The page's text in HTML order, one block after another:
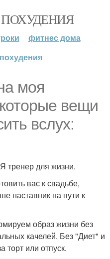
фитнес дома
моя
вещи
вслух:
тренер для жизни.
вас к свадьбе,
наставник на пути к
образ жизни без
качелей. Без "Диет" и
торт или отпуск.